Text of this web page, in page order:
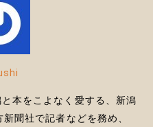
本をこよなく愛する、新潟
聞社で記者などを務め、